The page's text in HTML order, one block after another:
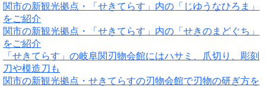
関市の新観光拠点・「せきてらす」内の「じゆうなひろま」
をご紹介
関市の新観光拠点・「せきてらす」内の「せきのまどぐち」
をご紹介
「せきてらす」の岐阜関刃物会館にはハサミ、爪切り、彫刻
刀や模造刀も
関市の新観光拠点・せきてらすの刃物会館で刃物の研ぎ方を